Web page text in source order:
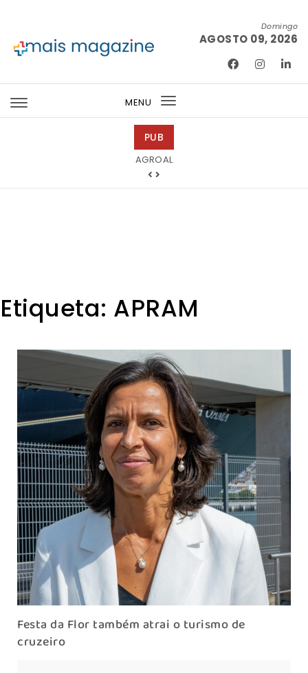
Domingo
AGOSTO 09, 2026
MENU
Toggle
PUB
Tintas 2000
Etiqueta: APRAM
Festa da Flor também atrai o turismo de
cruzeiro